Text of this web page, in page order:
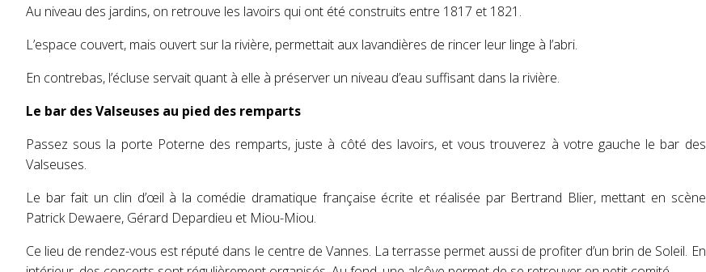
Au niveau des jardins, on retrouve les lavoirs qui ont été construits entre 1817 et 1821.
L’espace couvert, mais ouvert sur la rivière, permettait aux lavandières de rincer leur linge à l’abri.
En contrebas, l’écluse servait quant à elle à préserver un niveau d’eau suffisant dans la rivière.
Le bar des Valseuses au pied des remparts
Passez sous la porte Poterne des remparts, juste à côté des lavoirs, et vous trouverez à votre gauche le bar des
Valseuses.
Le bar fait un clin d’œil à la comédie dramatique française écrite et réalisée par Bertrand Blier, mettant en scène
Patrick Dewaere, Gérard Depardieu et Miou-Miou.
Ce lieu de rendez-vous est réputé dans le centre de Vannes. La terrasse permet aussi de profiter d’un brin de Soleil. En